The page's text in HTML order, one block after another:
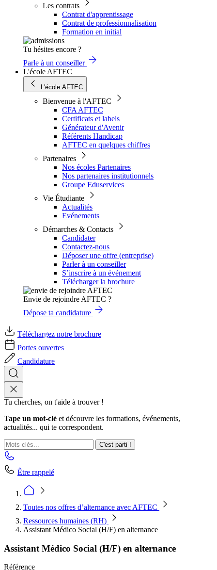
Les contrats
Contrat d'apprentissage
Contrat de professionnalisation
Formation en initial
Tu hésites encore ?
Parle à un conseiller
L'école AFTEC
L'école AFTEC
Bienvenue à l'AFTEC
CFA AFTEC
Certificats et labels
Générateur d'Avenir
Référents Handicap
AFTEC en quelques chiffres
Partenaires
Nos écoles Partenaires
Nos partenaires institutionnels
Groupe Eduservices
Vie Étudiante
Actualités
Evénements
Démarches & Contacts
Candidater
Contactez-nous
Déposer une offre (entreprise)
Parler à un conseiller
S’inscrire à un événement
Télécharger la brochure
Envie de rejoindre AFTEC ?
Dépose ta candidature
Téléchargez notre brochure
Portes ouvertes
Candidature
Tu cherches, on t'aide à trouver !
Tape un mot-clé et découvre les formations, événements,
actualités... qui te correspondent.
C'est parti !
Être rappelé
Toutes nos offres d’alternance avec AFTEC
Ressources humaines (RH)
Assistant Médico Social (H/F) en alternance
Assistant Médico Social (H/F) en alternance
Référence